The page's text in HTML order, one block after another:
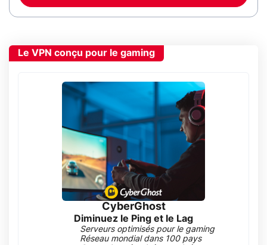
Le VPN conçu pour le gaming
CyberGhost
Diminuez le Ping et le Lag
Serveurs optimisés pour le gaming
Réseau mondial dans 100 pays